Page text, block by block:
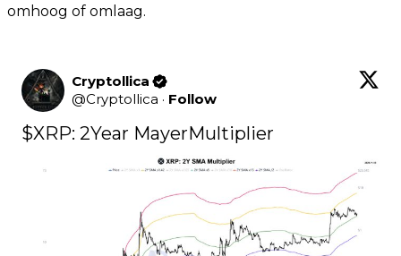
omhoog of omlaag.
Cryptollica
@Cryptollica · Follow
$XRP: 2Year MayerMultiplier